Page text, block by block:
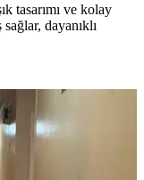
tasarımı ve kolay
dayanıklı